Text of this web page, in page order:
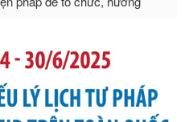
BTC của Bộ Tài chính: Bãi
ngày 19 tháng 12 năm
hướng dẫn thực hiện xử
lĩnh vực kho bạc nhà nước